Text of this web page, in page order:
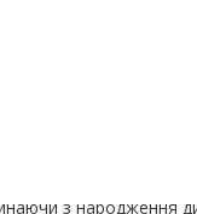
з народження